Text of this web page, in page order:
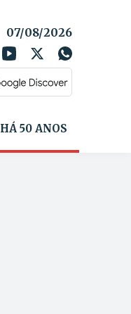
07/08/2026
HÁ 50 ANOS